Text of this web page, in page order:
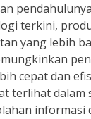
terkini,
yang lebih
cepat dan
terlihat dalam
informasi